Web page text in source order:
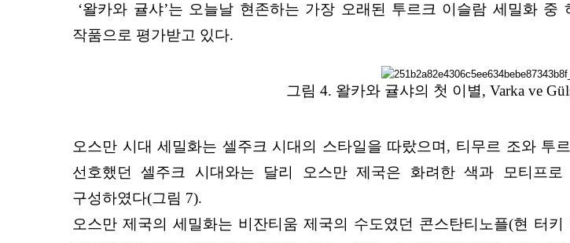
‘왈카와 귤샤’는 오늘날 현존하는 가장 오래된 투르크 이슬람 세밀화
작품으로 평가받고 있다.
그림 4. 왈카와 귤샤의 첫 이별, Varka ve
오스만 시대 세밀화는 셀주크 시대의 스타일을 따랐으며, 티무르 조와 투
선호했던 셀주크 시대와는 달리 오스만 제국은 화려한 색과 모티프
구성하였다(그림 7).
오스만 제국의 세밀화는 비잔티움 제국의 수도였던 콘스탄티노플(현 터